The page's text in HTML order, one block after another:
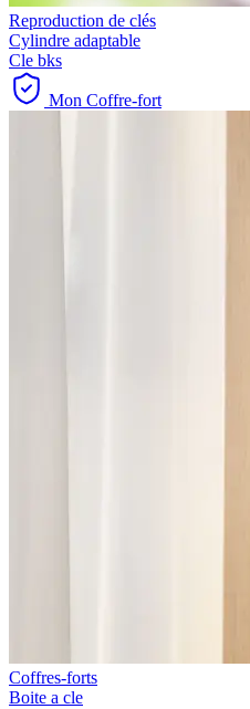
Reproduction de clés
Cylindre adaptable
Cle bks
Mon Coffre-fort
Coffres-forts
Boite a cle